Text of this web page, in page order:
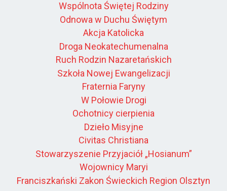
Wspólnota Świętej Rodziny
Odnowa w Duchu Świętym
Akcja Katolicka
Droga Neokatechumenalna
Ruch Rodzin Nazaretańskich
Szkoła Nowej Ewangelizacji
Fraternia Faryny
W Połowie Drogi
Ochotnicy cierpienia
Dzieło Misyjne
Civitas Christiana
Stowarzyszenie Przyjaciół „Hosianum”
Wojownicy Maryi
Franciszkański Zakon Świeckich Region Olsztyn